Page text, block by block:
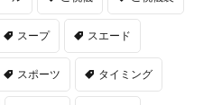
スープ スエード
スポーツ タイミング